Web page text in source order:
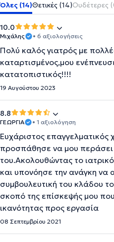
Όλες (14)Θετικές (14)Ουδέτερες
10.0
Μιχάλης • 6 αξιολογήσεις
Πολύ καλός γιατρός με
καταρτισμένος,μου
κατατοπιστικός!!!!
19 Αυγούστου 2023
8.8
ΓΕΩΡΓΙΑ • 1 αξιολόγηση
Ευχάριστος επαγγελματικός
προσπάθησε να μου περάσει
του.Ακολουθώντας το
και υπονόησε την ανάγκη
συμβουλευτική του κλάδου
σκοπό της επίσκεψής μου
ικανότητας προς εργασία
08 Σεπτεμβρίου 2021